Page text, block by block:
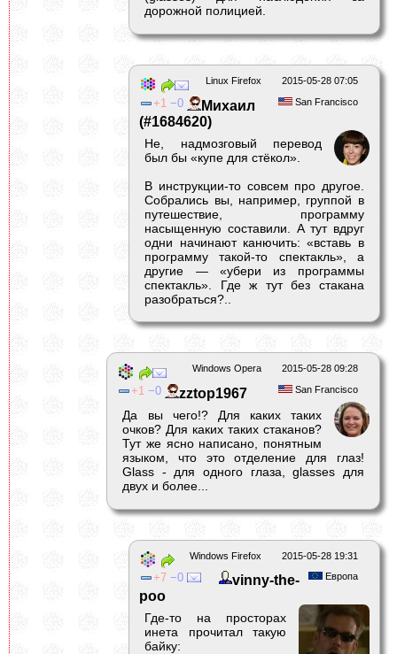
дорожной полицией.
2015-05-28 07:05
Linux Firefox
San Francisco
1 0
Михаил
(#1684620)
Не, надмозговый перевод
был бы «купе для стёкол».
В инструкции-то совсем про другое.
Собрались вы, например, группой в
путешествие, программу
насыщенную составили. А тут вдруг
одни начинают канючить: «вставь в
программу такой-то спектакль», а
другие — «убери из программы
спектакль». Где ж тут без стакана
разобраться?..
2015-05-28 09:28
Windows Opera
San Francisco
1 0 zztop1967
Да вы чего!? Для каких таких
очков? Для каких таких стаканов?
Тут же ясно написано, понятным
языком, что это отделение для глаз!
Glass - для одного глаза, glasses для
двух и более...
2015-05-28 19:31
Windows Firefox
Европа
7 0
vinny-the-
poo
Где-то на просторах
инета прочитал такую
байку: